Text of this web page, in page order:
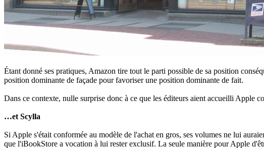
Étant donné ses pratiques, Amazon tire tout le parti possible de sa position
position dominante de façade pour favoriser une position dominante de fait.
Dans ce contexte, nulle surprise donc à ce que les éditeurs aient accueilli Apple
…et Scylla
Si Apple s'était conformée au modèle de l'achat en gros, ses volumes ne lui
que l'iBookStore a vocation à lui rester exclusif. La seule manière pour Apple